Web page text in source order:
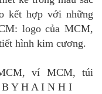
kết hợp với những
logo của MCM,
hình kim cương.
ví MCM, túi
B Y H A I N H I